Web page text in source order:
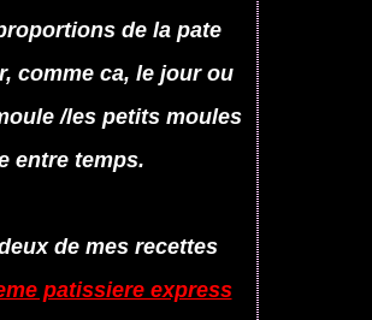
de la pate
comme ca, le jour ou
/les petits moules
entre temps.
de mes recettes
patissiere express